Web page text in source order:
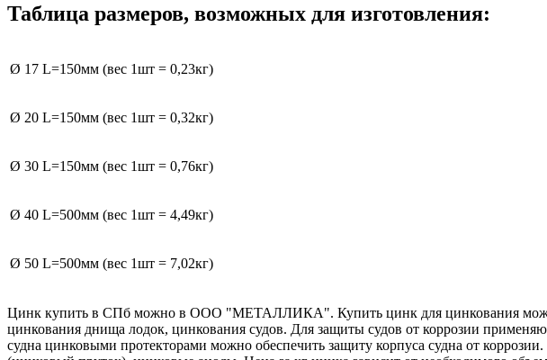
Таблица размеров, возможных для изготовления:
Ø 17 L=150мм (вес 1шт = 0,23кг)
Ø 20 L=150мм (вес 1шт = 0,32кг)
Ø 30 L=150мм (вес 1шт = 0,76кг)
Ø 40 L=500мм (вес 1шт = 4,49кг)
Ø 50 L=500мм (вес 1шт = 7,02кг)
Цинк купить в СПб можно в ООО "МЕТАЛЛИКА". Купить цинк для цинкования можно
цинкования днища лодок, цинкования судов. Для защиты судов от коррозии
судна цинковыми протекторами можно обеспечить защиту корпуса судна от